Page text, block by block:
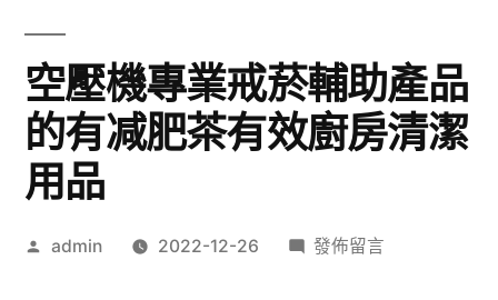
空壓機專業戒菸輔助產品
的有减肥茶有效廚房清潔
用品
作
admin 2022-12-26
在
發佈留言